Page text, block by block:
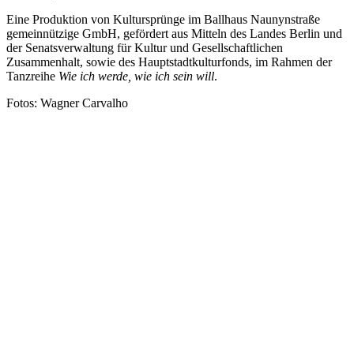
Eine Produktion von Kultursprünge im Ballhaus Naunynstraße
gemeinnützige GmbH, gefördert aus Mitteln des Landes Berlin und
der Senatsverwaltung für Kultur und Gesellschaftlichen
Zusammenhalt, sowie des Hauptstadtkulturfonds, im Rahmen der
Tanzreihe Wie ich werde, wie ich sein will.
Fotos: Wagner Carvalho